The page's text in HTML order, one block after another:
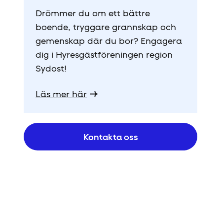
Drömmer du om ett bättre
boende, tryggare grannskap och
gemenskap där du bor? Engagera
dig i Hyresgäst­föreningen region
Sydost!
Läs mer här
Kontakta oss